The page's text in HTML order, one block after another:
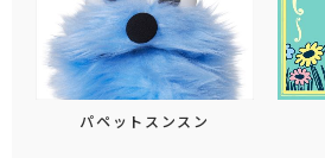
パペットスンスン